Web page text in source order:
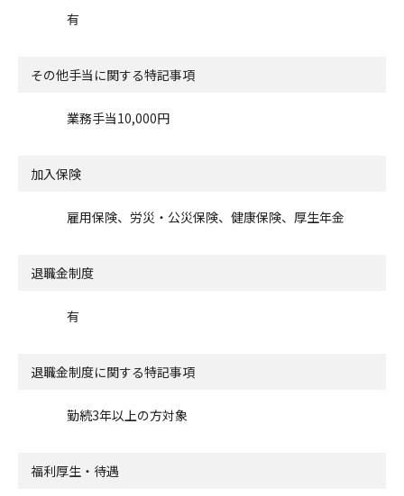
有
その他手当に関する特記事項
業務手当10,000円
加入保険
雇用保険、労災・公災保険、健康保険、厚生年金
退職金制度
有
退職金制度に関する特記事項
勤続3年以上の方対象
福利厚生・待遇